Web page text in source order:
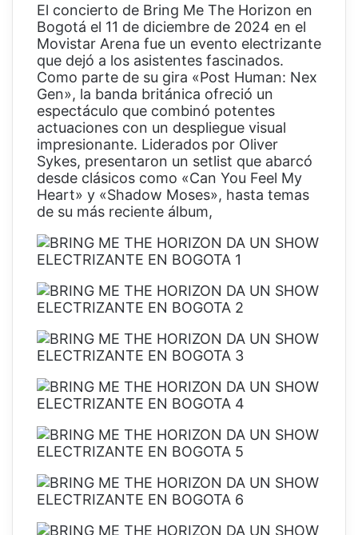
El concierto de Bring Me The Horizon en
Bogotá el 11 de diciembre de 2024 en el
Movistar Arena fue un evento electrizante
que dejó a los asistentes fascinados.
Como parte de su gira «Post Human: Nex
Gen», la banda británica ofreció un
espectáculo que combinó potentes
actuaciones con un despliegue visual
impresionante. Liderados por Oliver
Sykes, presentaron un setlist que abarcó
desde clásicos como «Can You Feel My
Heart» y «Shadow Moses», hasta temas
de su más reciente álbum,